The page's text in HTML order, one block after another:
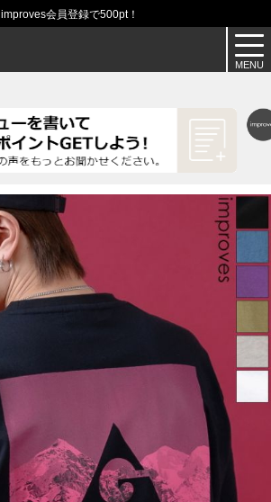
improves会員登録で500pt！